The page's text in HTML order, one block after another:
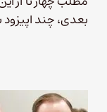
بعدی، چند